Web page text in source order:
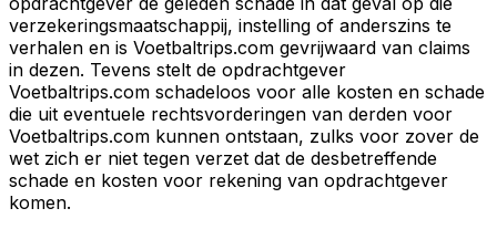
verzekeringsmaatschappij, instelling of anderszins te
verhalen en is Voetbaltrips.com gevrijwaard van claims
in dezen. Tevens stelt de opdrachtgever
Voetbaltrips.com schadeloos voor alle kosten en schade
die uit eventuele rechtsvorderingen van derden voor
Voetbaltrips.com kunnen ontstaan, zulks voor zover de
wet zich er niet tegen verzet dat de desbetreffende
schade en kosten voor rekening van opdrachtgever
komen.